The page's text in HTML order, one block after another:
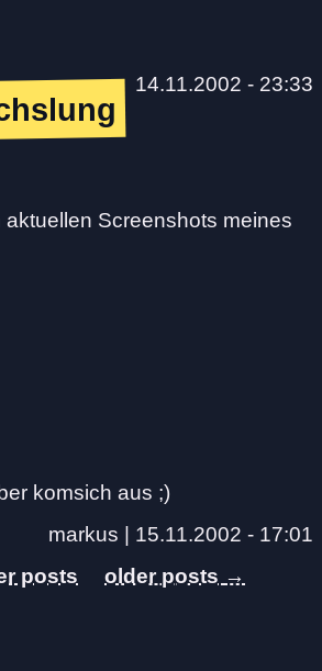
14.11.2002 - 23:33
Screenshots meines
komsich aus ;)
markus | 15.11.2002 - 17:01
→